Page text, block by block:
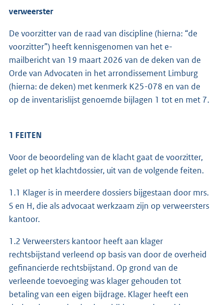
verweerster
De voorzitter van de raad van discipline (hierna: “de
voorzitter”) heeft kennisgenomen van het e-
mailbericht van 19 maart 2026 van de deken van de
Orde van Advocaten in het arrondissement Limburg
(hierna: de deken) met kenmerk K25-078 en van de
op de inventarislijst genoemde bijlagen 1 tot en met 7.
1 FEITEN
Voor de beoordeling van de klacht gaat de voorzitter,
gelet op het klachtdossier, uit van de volgende feiten.
1.1 Klager is in meerdere dossiers bijgestaan door mrs.
S en H, die als advocaat werkzaam zijn op verweersters
kantoor.
1.2 Verweersters kantoor heeft aan klager
rechtsbijstand verleend op basis van door de overheid
gefinancierde rechtsbijstand. Op grond van de
verleende toevoeging was klager gehouden tot
betaling van een eigen bijdrage. Klager heeft een